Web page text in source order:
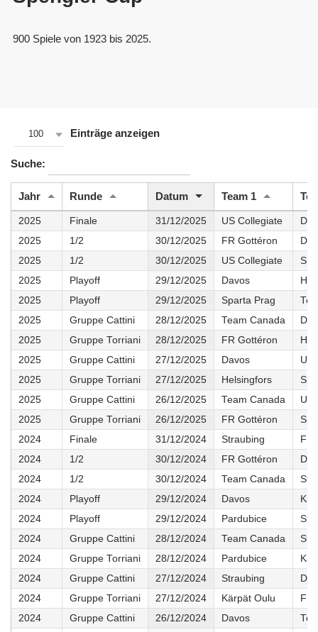
900 Spiele von 1923 bis 2025.
100 Einträge anzeigen
Suche:
Jahr Runde Datum Team 1
2025 Finale 31/12/2025 US Collegiate
2025
1/2 30/12/2025 FR Gottéron
2025
1/2 30/12/2025 US Collegiate
2025
Playoff 29/12/2025 Davos
2025
Playoff 29/12/2025 Sparta Prag
2025
Gruppe Cattini 28/12/2025 Team Canada
2025
Gruppe Torriani 28/12/2025 FR Gottéron
2025
Gruppe Cattini 27/12/2025 Davos
US
2025
Gruppe Torriani 27/12/2025 Helsingfors
2025
Gruppe Cattini 26/12/2025 Team Canada
US
2025
Gruppe Torriani 26/12/2025 FR Gottéron
2024
Finale 31/12/2024 Straubing
FR
2024
1/2 30/12/2024 FR Gottéron
2024
1/2 30/12/2024 Team Canada
2024
Playoff 29/12/2024 Davos
2024
Playoff 29/12/2024 Pardubice
2024
Gruppe Cattini 28/12/2024 Team Canada
2024
Gruppe Torriani 28/12/2024 Pardubice
2024
Gruppe Cattini 27/12/2024 Straubing
2024
Gruppe Torriani 27/12/2024 Kärpät Oulu
FR
2024
Gruppe Cattini 26/12/2024 Davos